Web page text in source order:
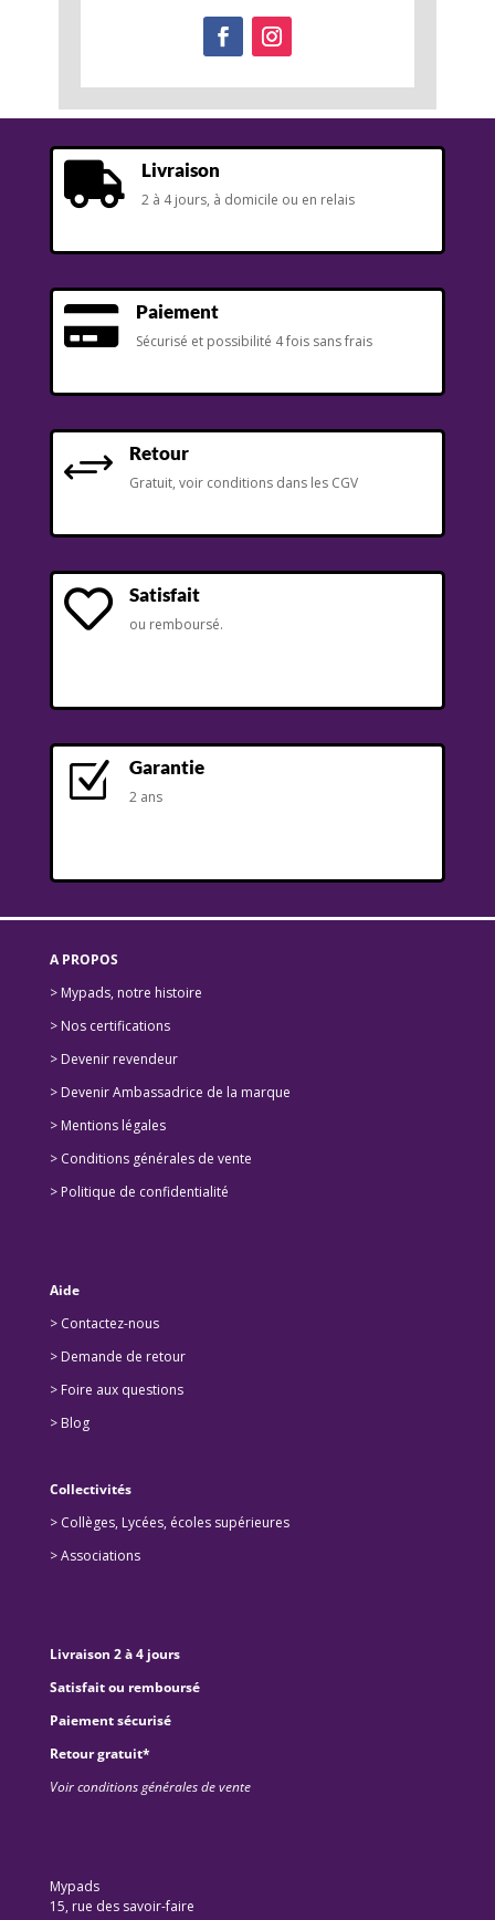
 Livraison
2 à 4 jours, à domicile ou en relais
 Paiement
Sécurisé et possibilité 4 fois sans frais
+ Retour
Gratuit, voir conditions dans les CGV
 Satisfait
ou remboursé.
Z Garantie
2 ans
A PROPOS
> Mypads, notre histoire
> Nos certifications
> Devenir revendeur
> Devenir Ambassadrice de la marque
> Mentions légales
> Conditions générales de vente
> Politique de confidentialité
Aide
> Contactez-nous
> Demande de retour
> Foire aux questions
> Blog
Collectivités
> Collèges, Lycées, écoles supérieures
>Associations
Livraison 2 à 4 jours
Satisfait ou remboursé
Paiement sécurisé
Retour gratuit*
Voir conditions générales de vente
Mypads
15, rue des savoir-faire